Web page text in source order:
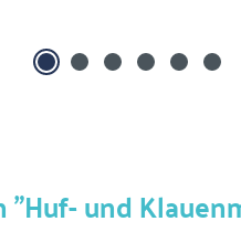
und